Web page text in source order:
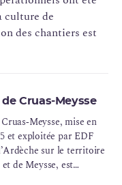
culture de
des chantiers est
Cruas-Meysse
mise en
et exploitée par EDF
sur le territoire
de Meysse, est